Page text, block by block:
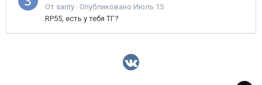
От santy · Опубликовано Июль 15
RP55, есть у тебя ТГ?